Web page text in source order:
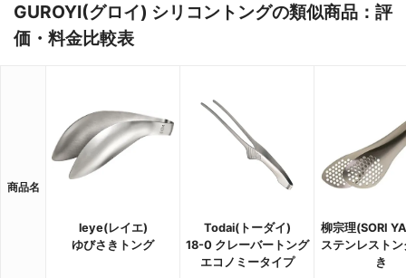
GUROYI(グロイ) シリコントングの類似商品：評
価・料金比較表
商品名
leye(レイエ)
ゆびさきトング
Todai(トーダイ)
18-0 クレーバートング
エコノミータイプ
柳宗理(SORI
ステンレストン
き